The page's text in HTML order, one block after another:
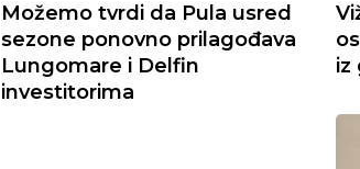
Možemo tvrdi da Pula usred
sezone ponovno prilagođava
Lungomare i Delfin
investitorima
iz